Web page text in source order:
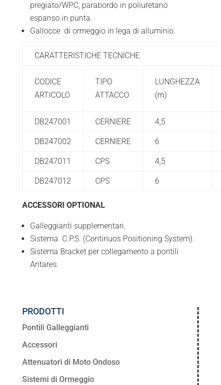
pregiato/WPC, parabordo in poliuretano
espanso in punta.
Gallocce di ormeggio in lega di alluminio.
CARATTERISTICHE TECNICHE
CODICE
ARTICOLO
TIPO
ATTACCO
LUNGHEZZA
(m)
DB247001 CERNIERE 4,5
DB247002 CERNIERE 6
DB247011 CPS 4,5
DB247012 CPS 6
ACCESSORI OPTIONAL
Galleggianti supplementari.
Sistema C.P.S. (Continuos Positioning System).
Sistema Bracket per collegamento a pontili
Antares.
PRODOTTI
Pontili Galleggianti
Accessori
Attenuatori di Moto Ondoso
Sistemi di Ormeggio